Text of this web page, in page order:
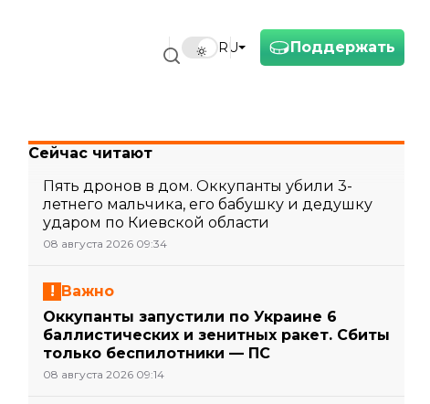
Поддержать
RU
Сейчас читают
Пять дронов в дом. Оккупанты убили 3-
летнего мальчика, его бабушку и дедушку
ударом по Киевской области
08 августа 2026 09:34
Важно
Оккупанты запустили по Украине 6
баллистических и зенитных ракет. Сбиты
только беспилотники — ПС
08 августа 2026 09:14